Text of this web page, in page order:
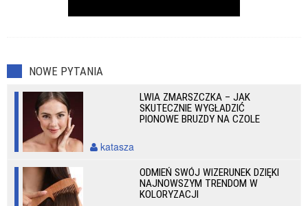
NOWE PYTANIA
LWIA ZMARSZCZKA – JAK
SKUTECZNIE WYGŁADZIĆ
PIONOWE BRUZDY NA CZOLE
katasza
ODMIEŃ SWÓJ WIZERUNEK DZIĘKI
NAJNOWSZYM TRENDOM W
KOLORYZACJI